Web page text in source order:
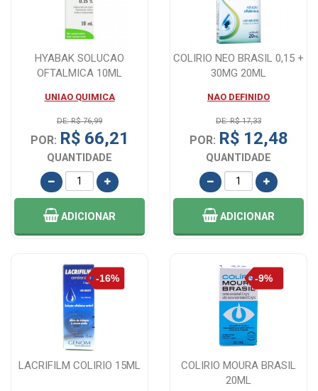
HYABAK SOLUCAO
OFTALMICA 10ML
UNIAO QUIMICA
DE: R$ 76,99
POR: R$ 66,21
QUANTIDADE
ADICIONAR
COLIRIO NEO BRASIL 0,15 +
30MG 20ML
NAO DEFINIDO
DE: R$ 17,33
POR: R$ 12,48
QUANTIDADE
ADICIONAR
LACRIFILM COLIRIO 15ML
COLIRIO MOURA BRASIL
20ML